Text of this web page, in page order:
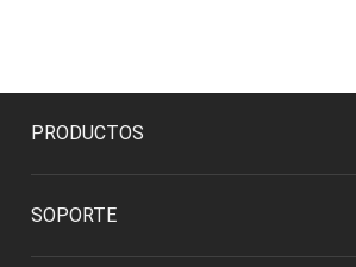
PRODUCTOS
SOPORTE